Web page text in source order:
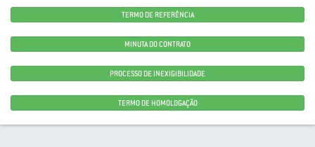
TERMO DE REFERÊNCIA
MINUTA DO CONTRATO
PROCESSO DE INEXIGIBILIDADE
TERMO DE HOMOLOGAÇÃO